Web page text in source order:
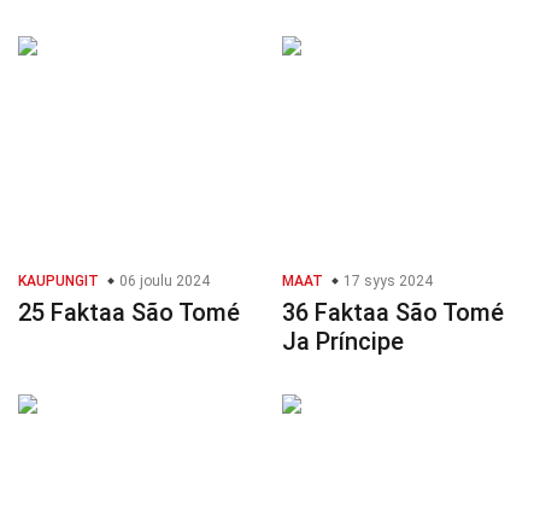
KAUPUNGIT 06 joulu 2024
25 Faktaa São Tomé
MAAT 17 syys 2024
36 Faktaa São Tomé
Ja Príncipe